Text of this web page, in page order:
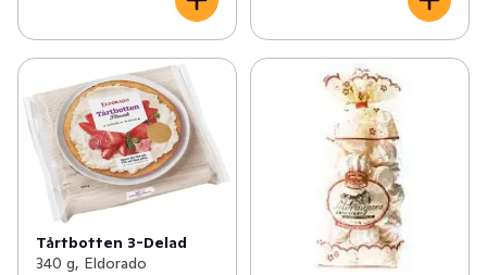
Tårtbotten 3-Delad
340 g, Eldorado